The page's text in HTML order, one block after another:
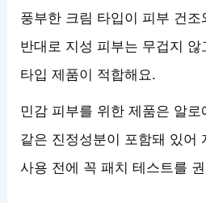
풍부한 크림 타입이 피부 건
반대로 지성 피부는 무겁지
타입 제품이 적합해요.
민감 피부를 위한 제품은 알
같은 진정성분이 포함돼 있어
사용 전에 꼭 패치 테스트를